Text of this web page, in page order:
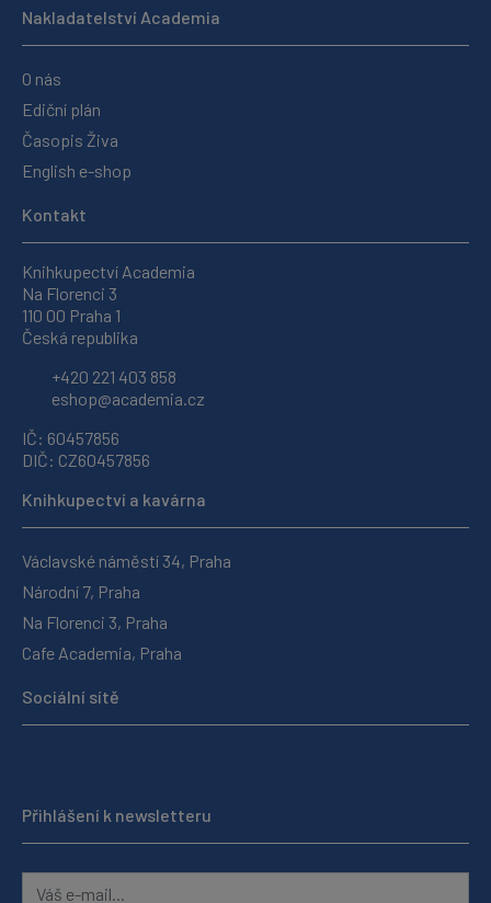
Nakladatelství Academia
O nás
Ediční plán
Časopis Živa
English e-shop
Kontakt
Knihkupectví Academia
Na Florenci 3
110 00 Praha 1
Česká republika
+420 221 403 858
eshop@academia.cz
IČ: 60457856
DIČ: CZ60457856
Knihkupectví a kavárna
Václavské náměstí 34, Praha
Národní 7, Praha
Na Florenci 3, Praha
Cafe Academia, Praha
Sociální sítě
Přihlášení k newsletteru